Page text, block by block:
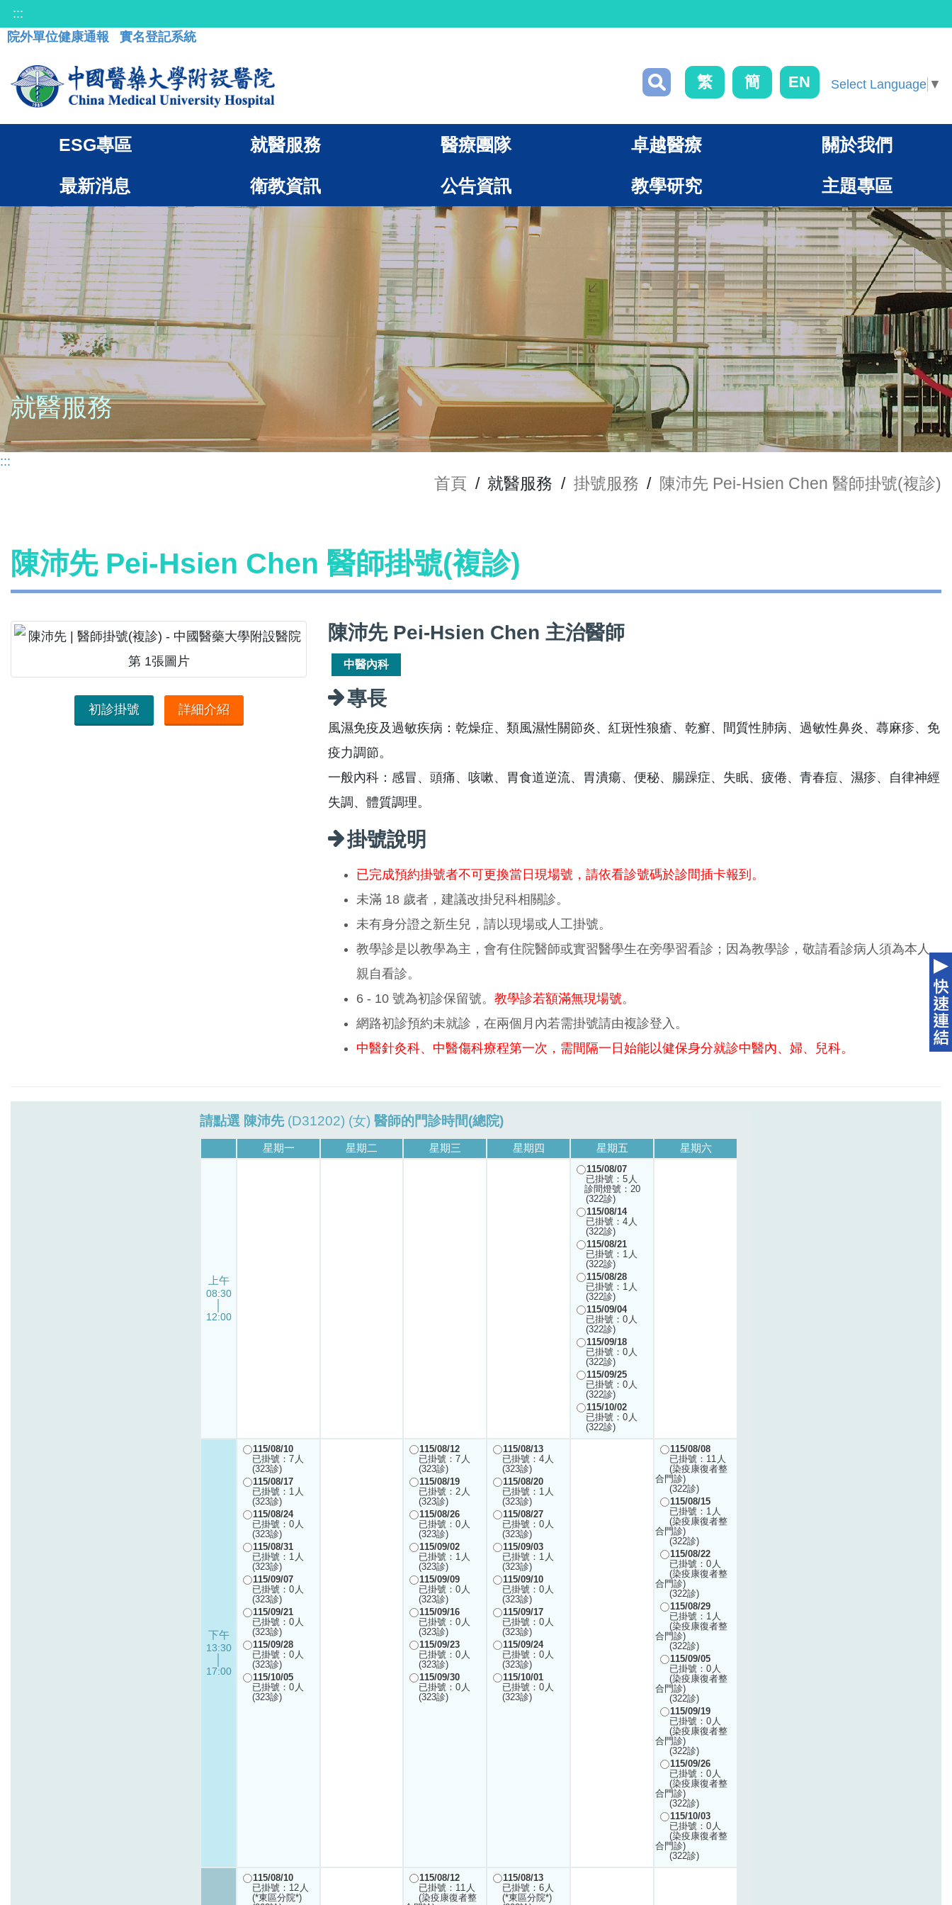
:::
院外單位健康通報
實名登記系統
繁 簡 EN Select Language ▼
ESG專區 就醫服務 醫療團隊 卓越醫療 關於我們
最新消息 衛教資訊 公告資訊 教學研究 主題專區
就醫服務
:::
首頁 / 就醫服務 / 掛號服務 / 陳沛先 Pei-Hsien Chen 醫師掛號(複診)
陳沛先 Pei-Hsien Chen 醫師掛號(複診)
初診掛號 詳細介紹
陳沛先 Pei-Hsien Chen 主治醫師
中醫內科
專長
風濕免疫及過敏疾病：乾燥症、類風濕性關節炎、紅斑性狼瘡、乾癬、間質性肺病、過敏性鼻炎、蕁麻疹、免
疫力調節。
一般內科：感冒、頭痛、咳嗽、胃食道逆流、胃潰瘍、便秘、腸躁症、失眠、疲倦、青春痘、濕疹、自律神經
失調、體質調理。
掛號說明
已完成預約掛號者不可更換當日現場號，請依看診號碼於診間插卡報到。
未滿 18 歲者，建議改掛兒科相關診。
未有身分證之新生兒，請以現場或人工掛號。
教學診是以教學為主，會有住院醫師或實習醫學生在旁學習看診；因為教學診，敬請看診病人須為本人
親自看診。
6 - 10 號為初診保留號。 教學診若額滿無現場號。
網路初診預約未就診，在兩個月內若需掛號請由複診登入。
中醫針灸科、中醫傷科療程第一次，需間隔一日始能以健保身分就診中醫內、婦、兒科。